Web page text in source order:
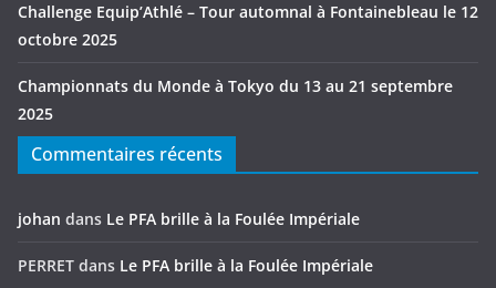
Challenge Equip’Athlé – Tour automnal à Fontainebleau le 12
octobre 2025
Championnats du Monde à Tokyo du 13 au 21 septembre
2025
Commentaires récents
johan dans Le PFA brille à la Foulée Impériale
PERRET dans Le PFA brille à la Foulée Impériale